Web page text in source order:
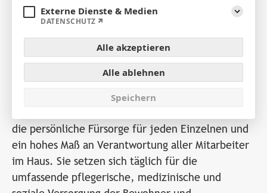
Das Alten-, Wohn- und Pflegeheim St. Elisabeth
Haus hat seit seiner Gründung im Jahr 1986 einen
festen Platz im sozialen und medizinischen
Versorgungszentrum der Stadt Lohne
eingenommen. Dabei steht die Individualität des
die persönliche Fürsorge für jeden Einzelnen und
ein hohes Maß an Verantwortung aller Mitarbeiter
im Haus. Sie setzen sich täglich für die
umfassende pflegerische, medizinische und
Externe Dienste & Medien
DATENSCHUTZ
Alle akzeptieren
Alle ablehnen
Speichern